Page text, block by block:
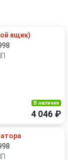
ящик)
В наличии
4 046 ₽